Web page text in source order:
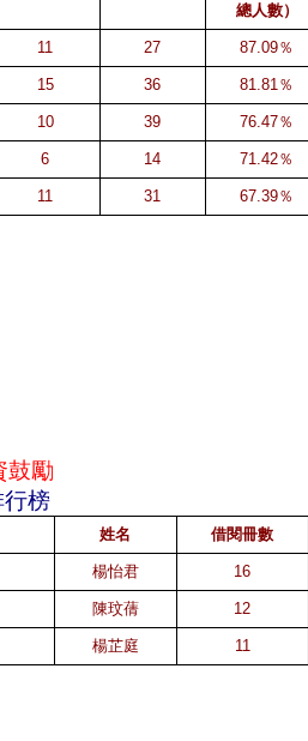
總人數）
11 27 87.09％
15 36 81.81％
10 39 76.47％
6 14 71.42％
11 31 67.39％
鼓勵
榜
姓名 借閱冊數
楊怡君 16
陳玟蒨 12
楊芷庭 11